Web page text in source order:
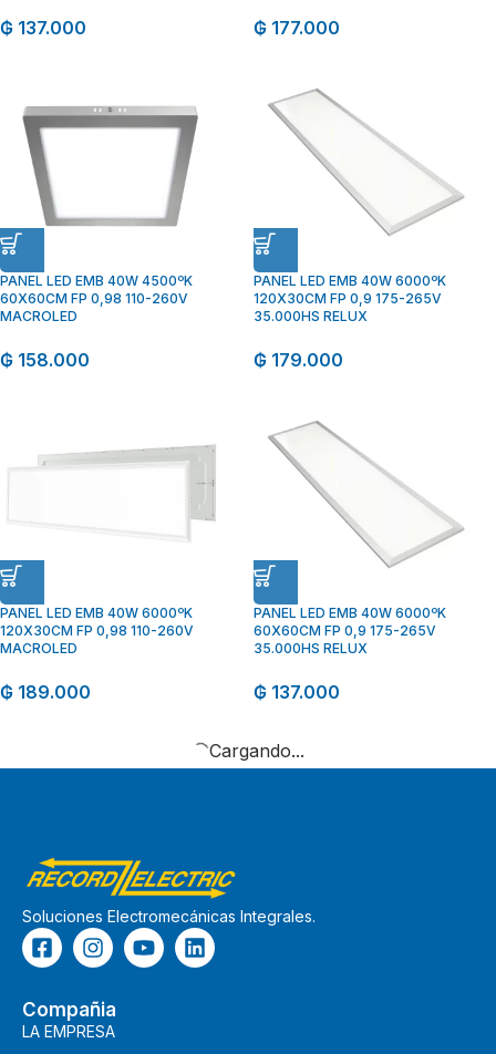
₲ 137.000 ₲ 177.000
PANEL LED EMB 40W 4500ºK
60X60CM FP 0,98 110-260V
MACROLED
₲ 158.000
PANEL LED EMB 40W 6000ºK
120X30CM FP 0,9 175-265V
35.000HS RELUX
₲ 179.000
PANEL LED EMB 40W 6000ºK
120X30CM FP 0,98 110-260V
MACROLED
₲ 189.000
PANEL LED EMB 40W 6000ºK
60X60CM FP 0,9 175-265V
35.000HS RELUX
₲ 137.000
Cargando...
Soluciones Electromecánicas Integrales.
Compañia
LA EMPRESA